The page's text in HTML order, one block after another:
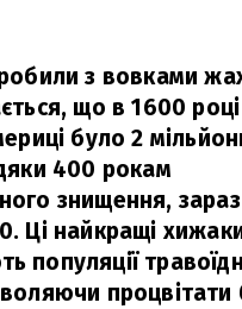
з вовками
що в 1600
було 2
400 рокам
знищення, зараз
Ці найкращі
популяції
процвітати